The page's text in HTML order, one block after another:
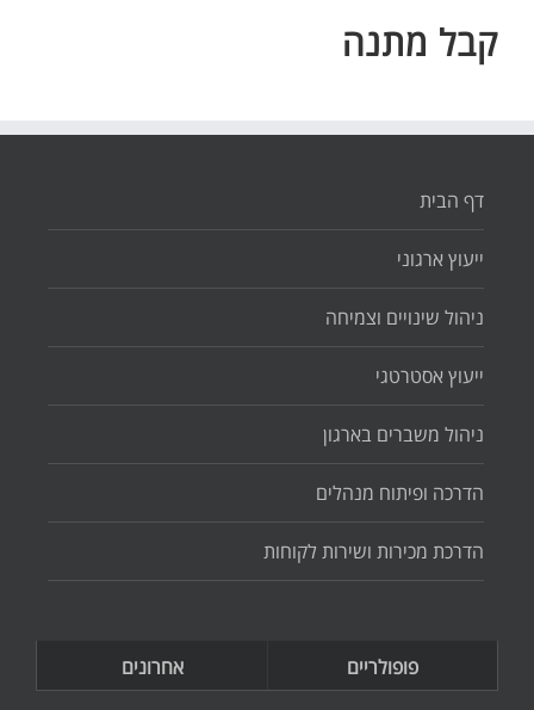
קבל מתנה
דף הבית
ייעוץ ארגוני
ניהול שינויים וצמיחה
ייעוץ אסטרטגי
ניהול משברים בארגון
הדרכה ופיתוח מנהלים
הדרכת מכירות ושירות לקוחות
פופולריים אחרונים